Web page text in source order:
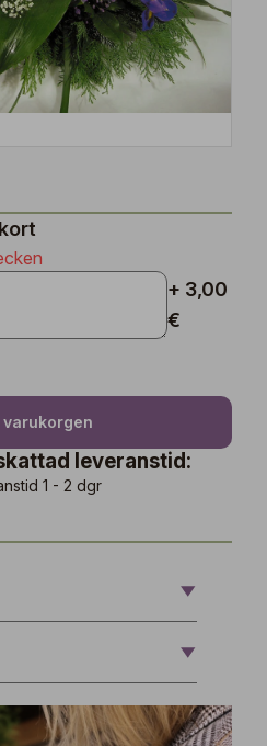
+ 3,00
€
varukorgen
leveranstid:
1 - 2 dgr